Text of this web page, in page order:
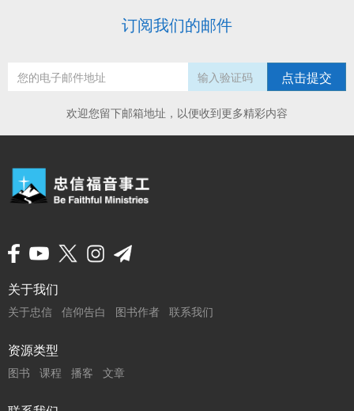
订阅我们的邮件
点击提交
欢迎您留下邮箱地址，以便收到更多精彩内容
页
脚
菜
单
关于我们
关于忠信 信仰告白 图书作者 联系我们
资源类型
图书 课程 播客 文章